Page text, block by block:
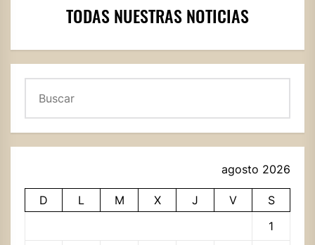
TODAS NUESTRAS NOTICIAS
agosto 2026
D L M X J V
S
1